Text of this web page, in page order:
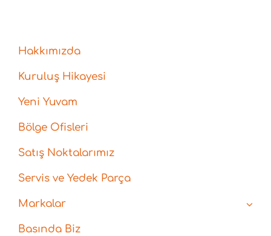
Hakkımızda
Kuruluş Hikayesi
Yeni Yuvam
Bölge Ofisleri
Satış Noktalarımız
Servis ve Yedek Parça
Markalar
Basında Biz